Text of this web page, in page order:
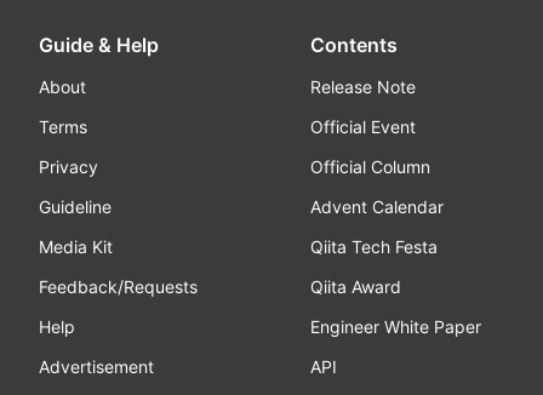
Guide & Help
About
Terms
Privacy
Guideline
Media Kit
Feedback/Requests
Help
Advertisement
Contents
Release Note
Official Event
Official Column
Advent Calendar
Qiita Tech Festa
Qiita Award
Engineer White Paper
API